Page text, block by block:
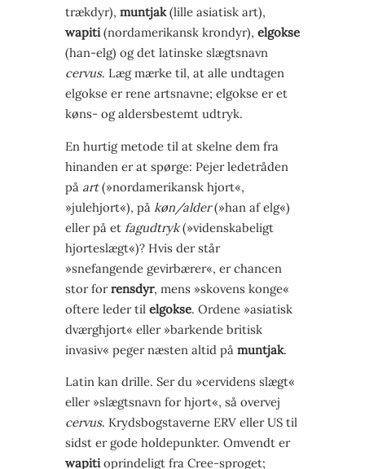
trækdyr), muntjak(lille asiatisk art),
wapiti(nordamerikansk krondyr), elgokse
(han-elg) og det latinske slægtsnavn
cervus. Læg mærke til, at alle undtagen
elgokse er rene artsnavne; elgokse er et
køns- og aldersbestemt udtryk.
En hurtig metode til at skelne dem fra
hinanden er at spørge: Pejer ledetråden
på art(»nordamerikansk hjort«,
»julehjort«), på køn/alder(»han af elg«)
eller på et fagudtryk(»videnskabeligt
hjorteslægt«)? Hvis der står
»snefangende gevirbærer«, er chancen
stor forrensdyr, mens »skovens konge«
oftere leder til elgokse. Ordene »asiatisk
dværghjort« eller »barkende britisk
invasiv« peger næsten altid på muntjak.
Latin kan drille. Ser du »cervidens slægt«
eller »slægtsnavn for hjort«, så overvej
cervus. Krydsbogstaverne ERV eller US til
sidst er gode holdepunkter. Omvendt er
wapitioprindeligt fra Cree-sproget;